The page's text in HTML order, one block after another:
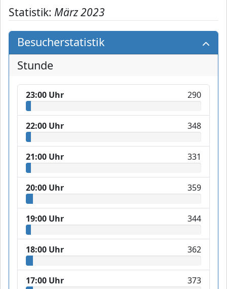
Statistik: März 2023
Besucherstatistik
Stunde
23:00 Uhr 290
22:00 Uhr 348
21:00 Uhr 331
20:00 Uhr 359
19:00 Uhr 344
18:00 Uhr 362
17:00 Uhr 373